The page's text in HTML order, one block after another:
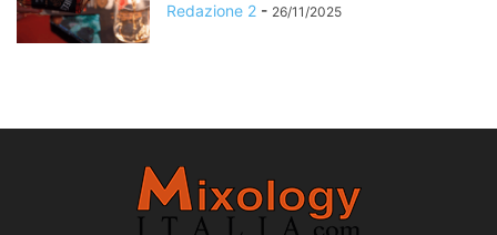
Redazione 2 - 26/11/2025